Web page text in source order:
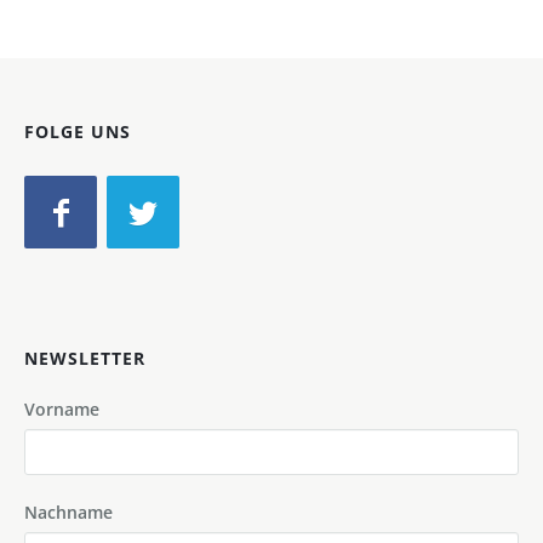
FOLGE UNS
NEWSLETTER
Vorname
Nachname